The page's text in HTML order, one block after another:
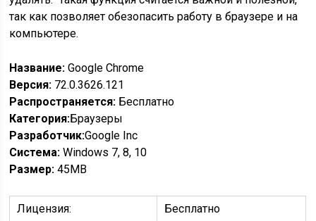
так как позволяет обезопасить работу в браузере и на
компьютере.
Название: Google Chrome
Версия: 72.0.3626.121
Распространяется: Бесплатно
Категория:Браузеры
Разработчик:Google Inc
Cистема: Windows 7, 8, 10
Размер: 45MB
Лицензия:
Бесплатно